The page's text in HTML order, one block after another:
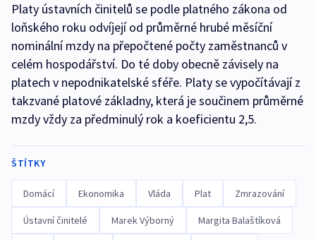
Platy ústavních činitelů se podle platného zákona od
loňského roku odvíjejí od průměrné hrubé měsíční
nominální mzdy na přepočtené počty zaměstnanců v
celém hospodářství. Do té doby obecně závisely na
platech v nepodnikatelské sféře. Platy se vypočítávají z
takzvané platové základny, která je součinem průměrné
mzdy vždy za předminulý rok a koeficientu 2,5.
ŠTÍTKY
Domácí Ekonomika Vláda Plat Zmrazování
Ústavní činitelé Marek Výborný Margita Balaštíková